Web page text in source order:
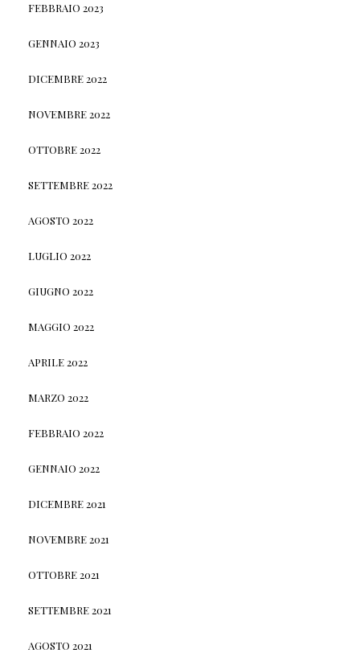
FEBBRAIO 2023
GENNAIO 2023
DICEMBRE 2022
NOVEMBRE 2022
OTTOBRE 2022
SETTEMBRE 2022
AGOSTO 2022
LUGLIO 2022
GIUGNO 2022
MAGGIO 2022
APRILE 2022
MARZO 2022
FEBBRAIO 2022
GENNAIO 2022
DICEMBRE 2021
NOVEMBRE 2021
OTTOBRE 2021
SETTEMBRE 2021
AGOSTO 2021